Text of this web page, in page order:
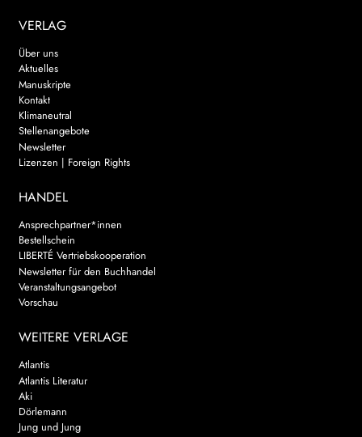
VERLAG
Über uns
Aktuelles
Manuskripte
Kontakt
Klimaneutral
Stellenangebote
Newsletter
Lizenzen | Foreign Rights
HANDEL
Ansprechpartner*innen
Bestellschein
LIBERTÉ Vertriebskooperation
Newsletter für den Buchhandel
Veranstaltungsangebot
Vorschau
WEITERE VERLAGE
Atlantis
Atlantis Literatur
Aki
Dörlemann
Jung und Jung